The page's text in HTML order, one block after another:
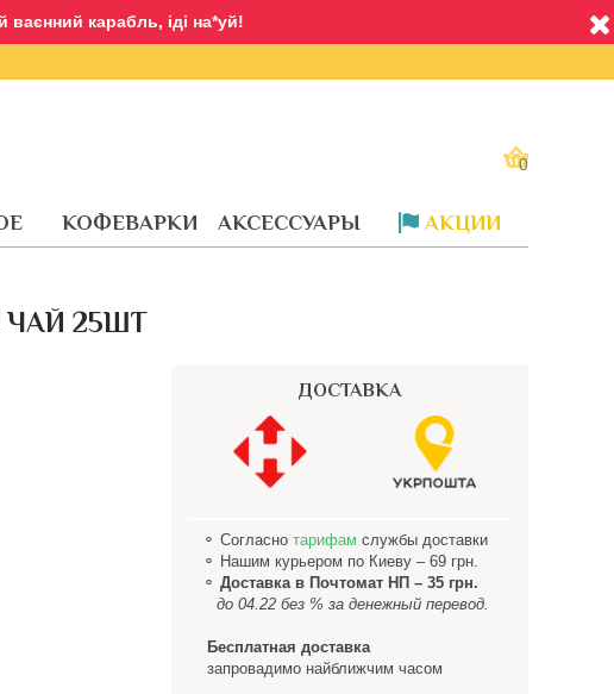
ваєнний карабль, іді на*уй!
0
КОФЕВАРКИ АКСЕССУАРЫ АКЦИИ
ДОСТАВКА
⚬ Согласно тарифам службы доставки
⚬ Нашим курьером по Киеву – 69 грн.
⚬ Доставка в Почтомат НП – 35 грн.
до 04.22 без % за денежный перевод.
Бесплатная доставка
запровадимо найближчим часом
ЧАЙ 25ШТ